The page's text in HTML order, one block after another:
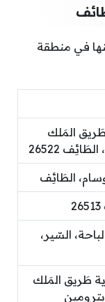
في منطقة
المَلك
26522
الطَائِف
السّير،
طَريق المَلك